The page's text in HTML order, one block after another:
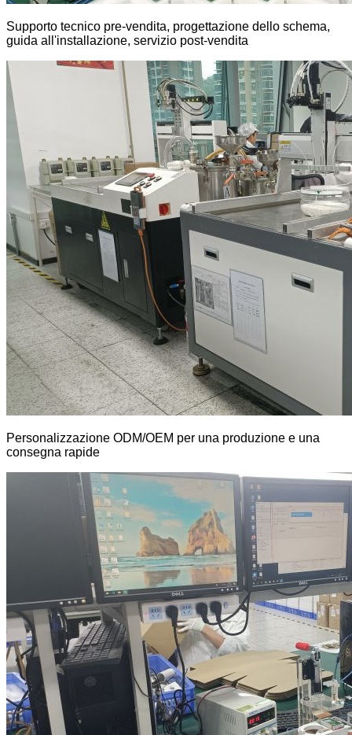
Supporto tecnico pre-vendita, progettazione dello schema,
guida all'installazione, servizio post-vendita
Personalizzazione ODM/OEM per una produzione e una
consegna rapide